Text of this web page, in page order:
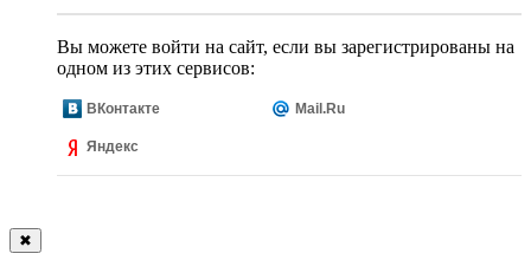
Вы можете войти на сайт, если вы зарегистрированы на
одном из этих сервисов:
ВКонтакте Mail.Ru
Яндекс
✖